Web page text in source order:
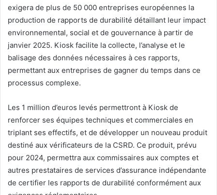
exigera de plus de 50 000 entreprises européennes la
production de rapports de durabilité détaillant leur impact
environnemental, social et de gouvernance à partir de
janvier 2025. Kiosk facilite la collecte, l’analyse et le
balisage des données nécessaires à ces rapports,
permettant aux entreprises de gagner du temps dans ce
processus complexe.
Les 1 million d’euros levés permettront à Kiosk de
renforcer ses équipes techniques et commerciales en
triplant ses effectifs, et de développer un nouveau produit
destiné aux vérificateurs de la CSRD. Ce produit, prévu
pour 2024, permettra aux commissaires aux comptes et
autres prestataires de services d’assurance indépendante
de certifier les rapports de durabilité conformément aux